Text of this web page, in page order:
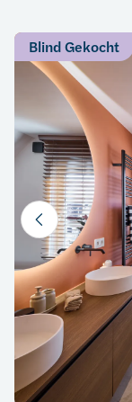
Blind Gekocht